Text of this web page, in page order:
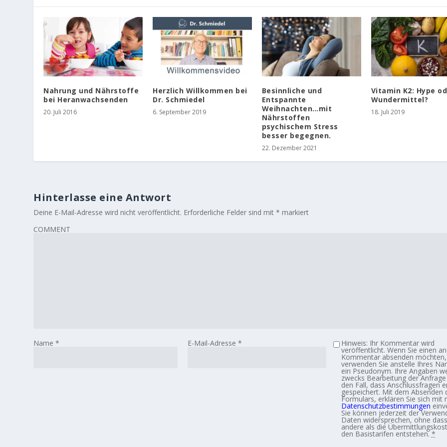
Nahrung und Nährstoffe
bei Heranwachsenden
20. Juli 2016
Herzlich Willkommen bei
Dr. Schmiedel
6. September 2019
Besinnliche und
Entspannte
Weihnachten…mit
Nährstoffen
psychischem Stress
besser begegnen.
22. Dezember 2021
Vitamin K2: Hype
Wundermittel?
18. Juli 2019
Hinterlasse eine Antwort
Deine E-Mail-Adresse wird nicht veröffentlicht. Erforderliche Felder sind mit* markiert
COMMENT
Name* E-Mail-Adresse * Hinweis: Ihr Kommentar wird
veröffentlicht. Wenn Sie einen
Kommentar absenden möchten,
verwenden Sie anstelle Ihres
ein Pseudonym. Ihre Angaben
zwecks Bearbeitung der
den Fall, dass Anschlussfragen
gespeichert. Mit dem Absenden
Formulars, erklären Sie sich mit
Datenschutzbestimmungen
Sie können jederzeit der
Daten widersprechen, ohne
andere als die
den Basistarifen entstehen.*